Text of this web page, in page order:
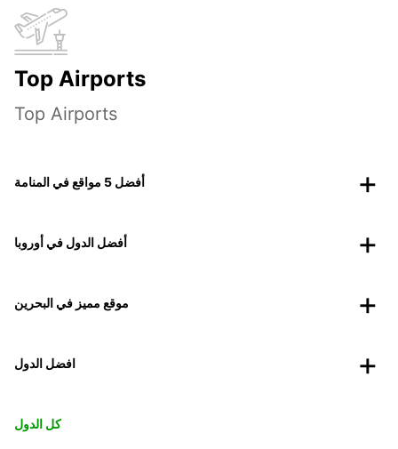
Top Airports
Top Airports
أفضل 5 مواقع في المنامة
أفضل الدول في أوروبا
موقع مميز في البحرين
افضل الدول
كل الدول